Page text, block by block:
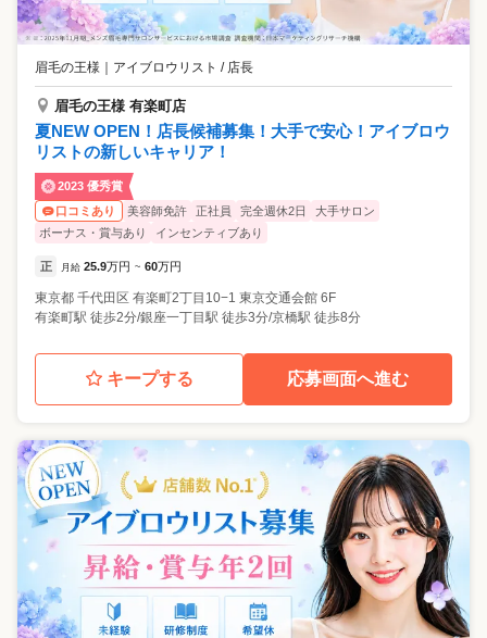
眉毛の王様 アイブロウリスト / 店長
眉毛の王様 有楽町店
夏NEW OPEN！店長候補募集！大手で安心！アイブロウ
リストの新しいキャリア！
2023 優秀賞
口コミあり
美容師免許 正社員 完全週休2日
大手サロン
ボーナス・賞与あり
インセンティブあり
正 月給 25.9万円 ~ 60万円
東京都 千代田区 有楽町2丁目10−1 東京交通会館 6F
有楽町駅 徒歩2分/銀座一丁目駅 徒歩3分/京橋駅 徒歩8分
キープする 応募画面へ進む